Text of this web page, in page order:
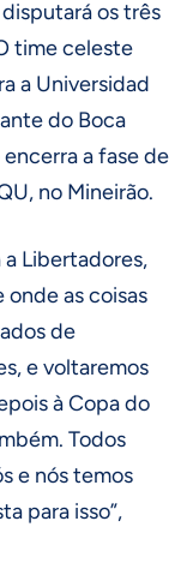
os três
time celeste
a Universidad
do Boca
a fase de
no Mineirão.
a Libertadores,
as coisas
de
e voltaremos
à Copa do
Todos
e nós temos
para isso”,